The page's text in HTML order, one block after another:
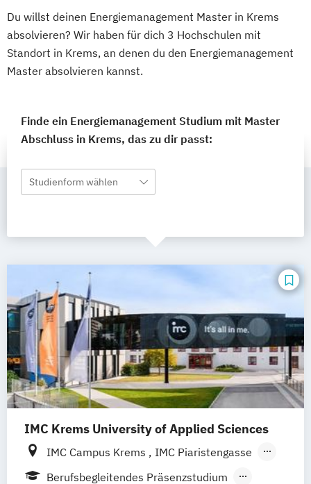
Du willst deinen Energiemanagement Master in Krems
absolvieren? Wir haben für dich 3 Hochschulen mit
Standort in Krems, an denen du den Energiemanagement
Master absolvieren kannst.
Finde ein Energiemanagement Studium mit Master
Abschluss in Krems, das zu dir passt:
Studienform wählen
IMC Krems University of Applied Sciences
IMC Campus Krems
IMC Piaristengasse
IMC Gozzoburg
Berufsbegleitendes Präsenzstudium